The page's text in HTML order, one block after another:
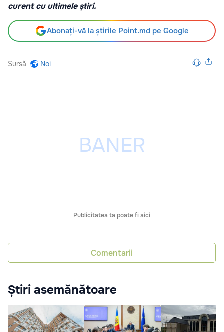
curent cu ultimele știri.
Abonați-vă la știrile Point.md pe Google
Sursă Noi
Publicitatea ta poate fi aici
Comentarii
Știri asemănătoare